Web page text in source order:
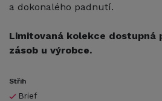
a dokonalého padnutí.
Limitovaná kolekce dostupná
zásob u výrobce.
Střih
Brief